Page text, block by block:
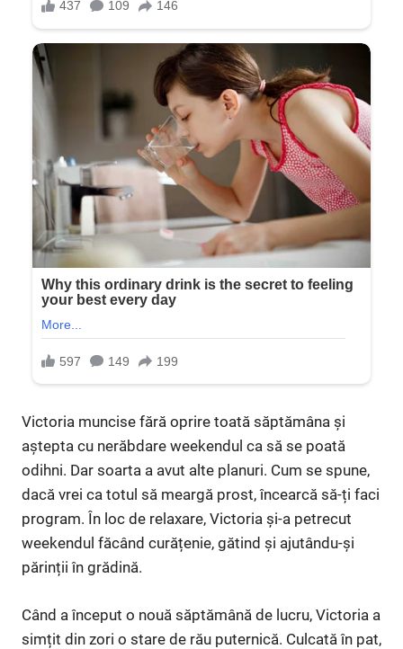
Victoria muncise fără oprire toată săptămâna și
aștepta cu nerăbdare weekendul ca să se poată
odihni. Dar soarta a avut alte planuri. Cum se spune,
dacă vrei ca totul să meargă prost, încearcă să-ți faci
program. În loc de relaxare, Victoria și-a petrecut
weekendul făcând curățenie, gătind și ajutându-și
părinții în grădină.
Când a început o nouă săptămână de lucru, Victoria a
simțit din zori o stare de rău puternică. Culcată în pat,